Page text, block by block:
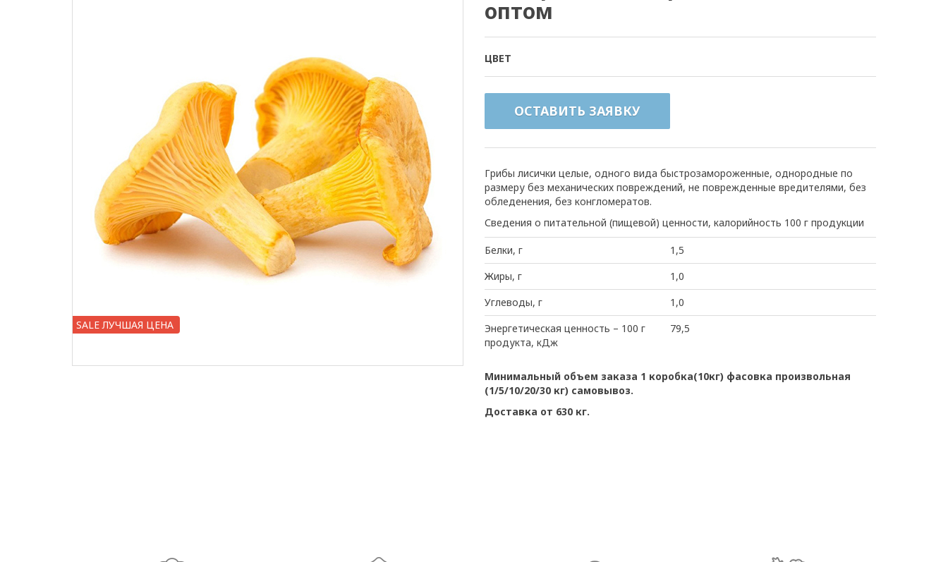
SALE ЛУЧШАЯ ЦЕНА
оптом
ЦВЕТ
ОСТАВИТЬ ЗАЯВКУ
Грибы лисички целые, одного вида быстрозамороженные, однородные по
размеру без механических повреждений, не поврежденные вредителями, без
обледенения, без конгломератов.
Сведения о питательной (пищевой) ценности, калорийность 100 г продукции
Белки, г
1,5
Жиры, г
1,0
Углеводы, г
1,0
Энергетическая ценность – 100 г
продукта, кДж
79,5
Минимальный объем заказа 1 коробка(10кг) фасовка произвольная
(1/5/10/20/30 кг) самовывоз.
Доставка от 630 кг.